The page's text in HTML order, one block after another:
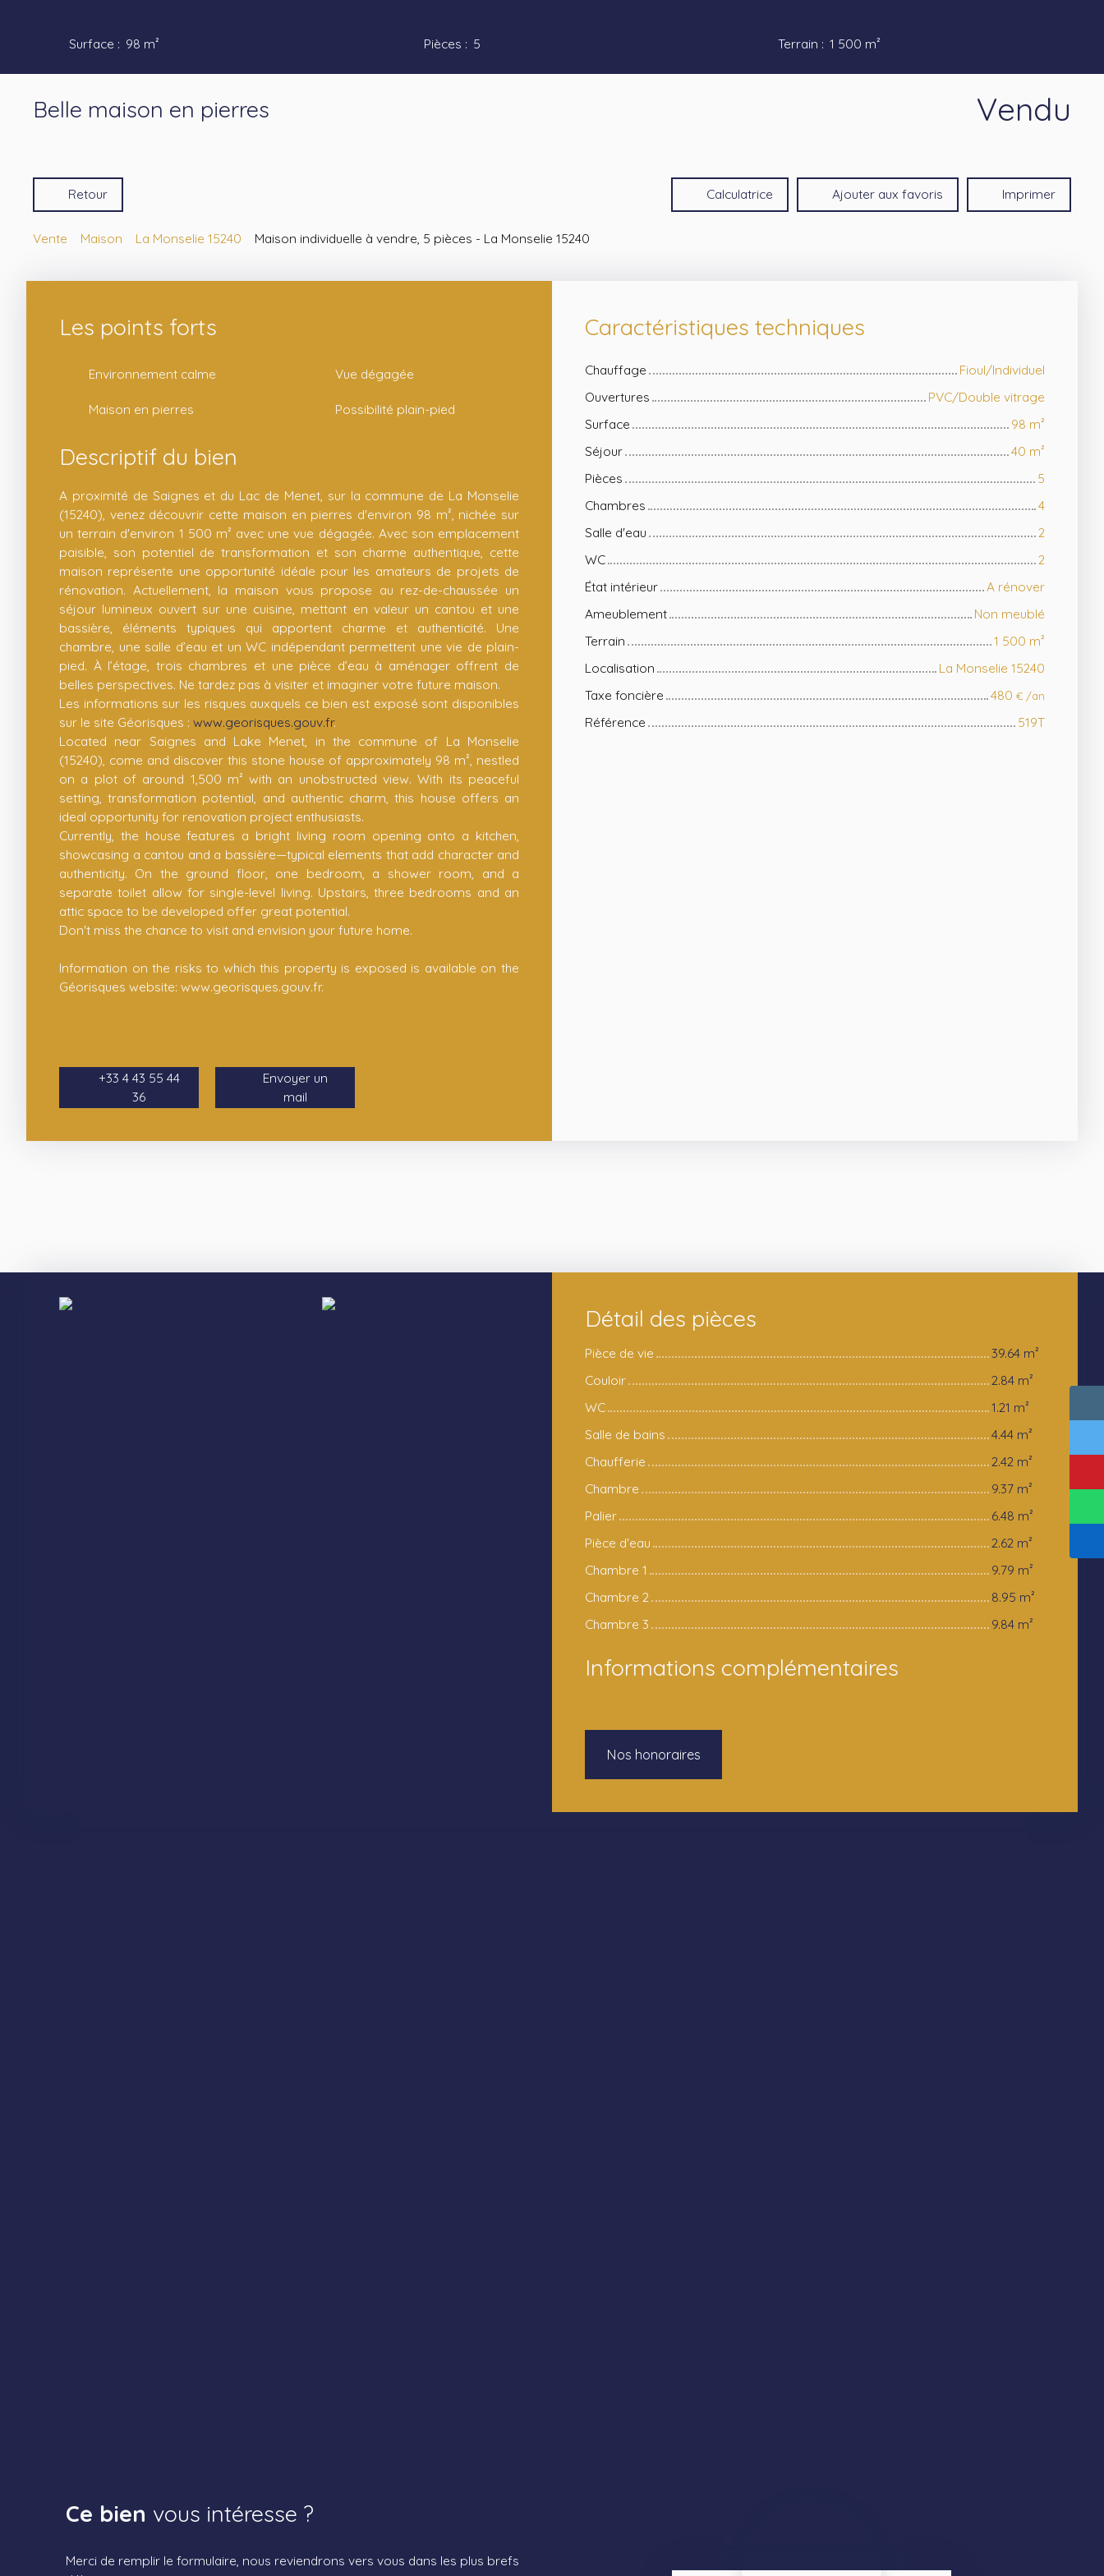
Surface : 98 m² Pièces : 5 Terrain : 1 500 m²
Belle maison en pierres Vendu
Retour Calculatrice Ajouter aux favoris Imprimer
Vente Maison La Monselie 15240 Maison individuelle à vendre, 5 pièces - La Monselie 15240
Les points forts
Environnement calme Vue dégagée
Maison en pierres Possibilité plain-pied
Descriptif du bien
A proximité de Saignes et du Lac de Menet, sur la commune de La Monselie
(15240), venez découvrir cette maison en pierres d'environ 98 m², nichée sur
un terrain d'environ 1 500 m² avec une vue dégagée. Avec son emplacement
paisible, son potentiel de transformation et son charme authentique, cette
maison représente une opportunité idéale pour les amateurs de projets de
rénovation. Actuellement, la maison vous propose au rez-de-chaussée un
séjour lumineux ouvert sur une cuisine, mettant en valeur un cantou et une
bassière, éléments typiques qui apportent charme et authenticité. Une
chambre, une salle d’eau et un WC indépendant permettent une vie de plain-
pied. À l’étage, trois chambres et une pièce d’eau à aménager offrent de
belles perspectives. Ne tardez pas à visiter et imaginer votre future maison.
Les informations sur les risques auxquels ce bien est exposé sont disponibles
sur le site Géorisques : www.georisques.gouv.fr.
Located near Saignes and Lake Menet, in the commune of La Monselie
(15240), come and discover this stone house of approximately 98 m², nestled
on a plot of around 1,500 m² with an unobstructed view. With its peaceful
setting, transformation potential, and authentic charm, this house offers an
ideal opportunity for renovation project enthusiasts.
Currently, the house features a bright living room opening onto a kitchen,
showcasing a cantou and a bassière—typical elements that add character and
authenticity. On the ground floor, one bedroom, a shower room, and a
separate toilet allow for single-level living. Upstairs, three bedrooms and an
attic space to be developed offer great potential.
Don't miss the chance to visit and envision your future home.
Information on the risks to which this property is exposed is available on the
Géorisques website: www.georisques.gouv.fr.
+33 4 43 55 44
36
Envoyer un
mail
Caractéristiques techniques
Chauffage
Fioul/Individuel
Ouvertures
PVC/Double vitrage
Surface
98 m²
Séjour
40 m²
Pièces
5
Chambres
4
Salle d'eau
2
WC
2
État intérieur
A rénover
Ameublement
Non meublé
Terrain
1 500 m²
Localisation
La Monselie 15240
Taxe foncière
480 € /an
Référence 519T
Détail des pièces
Pièce de vie
39.64 m²
Couloir
2.84 m²
WC
1.21 m²
Salle de bains
4.44 m²
Chaufferie
2.42 m²
Chambre
9.37 m²
Palier
6.48 m²
Pièce d'eau
2.62 m²
Chambre 1
9.79 m²
Chambre 2
8.95 m²
Chambre 3
9.84 m²
Informations complémentaires
Nos honoraires
Ce bien vous intéresse ?
Merci de remplir le formulaire, nous reviendrons vers vous dans les plus brefs